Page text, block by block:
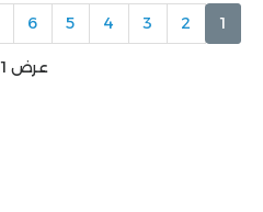
1
2
3
4
5
6
عرض 1 الى 20 من 781 (40 صفحات)